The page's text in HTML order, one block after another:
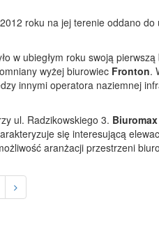
roku na jej terenie oddano
w ubiegłym roku swoją
wyżej biurowiec Fronton.
innymi operatora naziemnej
ul. Radzikowskiego 3. Biuromax
się interesującą
aranżacji przestrzeni